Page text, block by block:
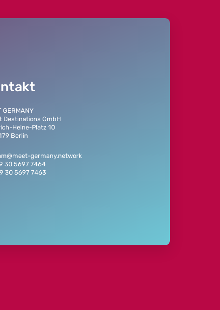
GERMANY
Destinations GmbH
Heine-Platz 10
Berlin
germany.network
30 5697 7464
30 5697 7463